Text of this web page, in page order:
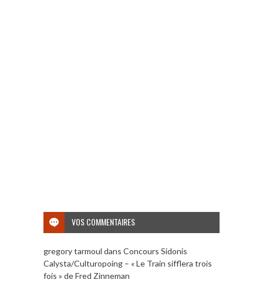
VOS COMMENTAIRES
gregory tarmoul dans Concours Sidonis
Calysta/Culturopoing – « Le Train sifflera trois
fois » de Fred Zinneman